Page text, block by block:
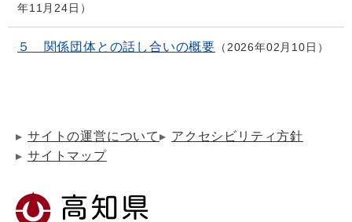
年11月24日
５ 関係団体との話し合いの概要 2026年02月10日
サイトの運営について
アクセシビリティ方針
サイトマップ